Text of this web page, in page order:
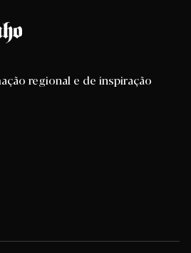
regional e de inspiração